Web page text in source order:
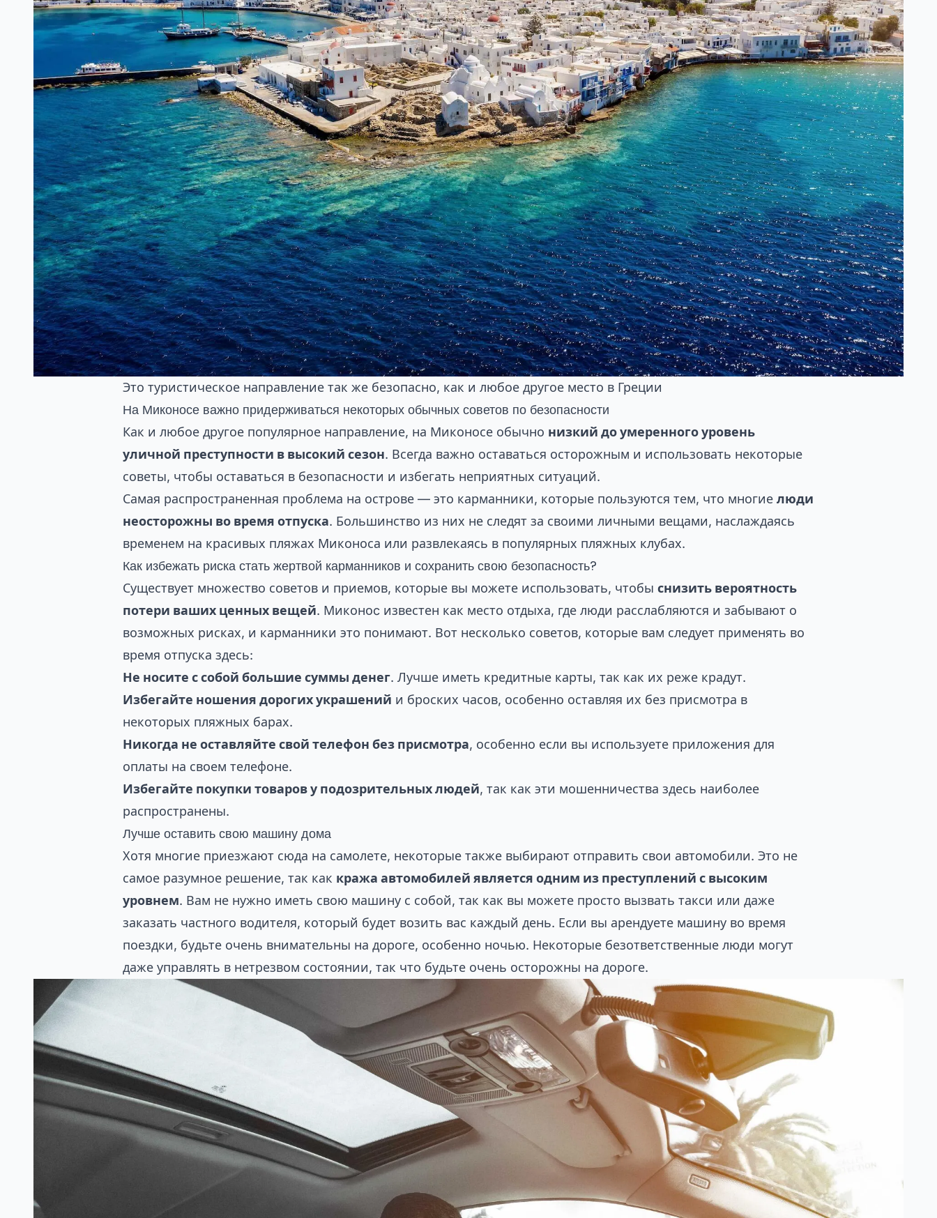
Это туристическое направление так же безопасно, как и любое другое место в Греции
На Миконосе важно придерживаться некоторых обычных советов по безопасности
Как и любое другое популярное направление, на Миконосе обычно низкий до умеренного уровень
уличной преступности в высокий сезон. Всегда важно оставаться осторожным и использовать некоторые
советы, чтобы оставаться в безопасности и избегать неприятных ситуаций.
Самая распространенная проблема на острове — это карманники, которые пользуются тем, что многие люди
неосторожны во время отпуска. Большинство из них не следят за своими личными вещами, наслаждаясь
временем на красивых пляжах Миконоса или развлекаясь в популярных пляжных клубах.
Как избежать риска стать жертвой карманников и сохранить свою безопасность?
Существует множество советов и приемов, которые вы можете использовать, чтобы снизить вероятность
потери ваших ценных вещей. Миконоc известен как место отдыха, где люди расслабляются и забывают о
возможных рисках, и карманники это понимают. Вот несколько советов, которые вам следует применять во
время отпуска здесь:
Не носите с собой большие суммы денег. Лучше иметь кредитные карты, так как их реже крадут.
Избегайте ношения дорогих украшений и броских часов, особенно оставляя их без присмотра в
некоторых пляжных барах.
Никогда не оставляйте свой телефон без присмотра, особенно если вы используете приложения для
оплаты на своем телефоне.
Избегайте покупки товаров у подозрительных людей, так как эти мошенничества здесь наиболее
распространены.
Лучше оставить свою машину дома
Хотя многие приезжают сюда на самолете, некоторые также выбирают отправить свои автомобили. Это не
самое разумное решение, так как кража автомобилей является одним из преступлений с высоким
уровнем. Вам не нужно иметь свою машину с собой, так как вы можете просто вызвать такси или даже
заказать частного водителя, который будет возить вас каждый день. Если вы арендуете машину во время
поездки, будьте очень внимательны на дороге, особенно ночью. Некоторые безответственные люди могут
даже управлять в нетрезвом состоянии, так что будьте очень осторожны на дороге.